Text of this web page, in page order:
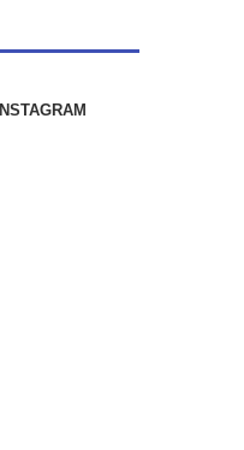
INSTAGRAM